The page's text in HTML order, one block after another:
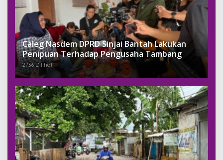
Caleg Nasdem DPRD Sinjai Bantah Lakukan
Penipuan Terhadap Pengusaha Tambang
2736 Dilihat